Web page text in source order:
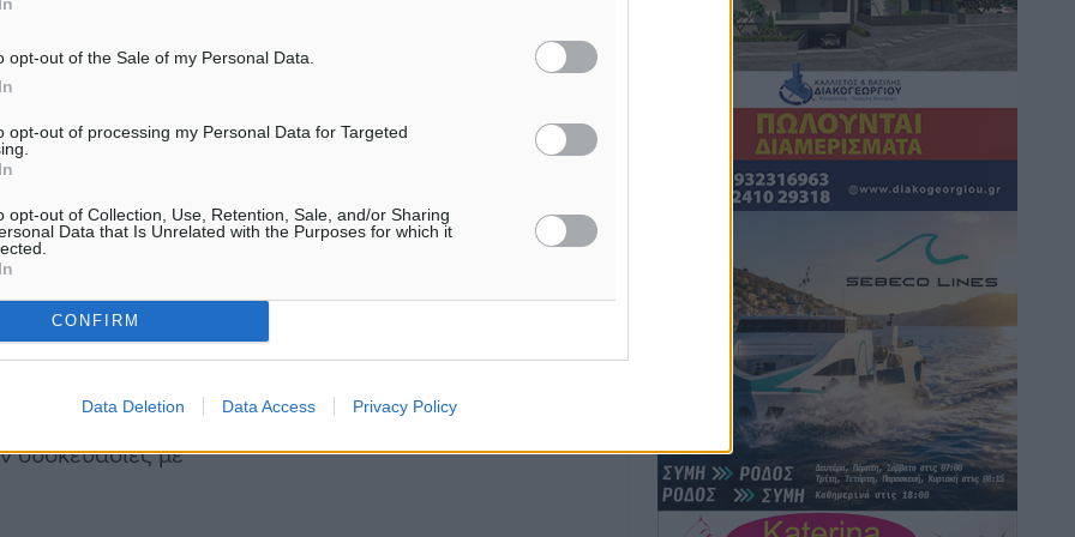
opt-out of the Sale of my Personal Data.
opt-out of processing my Personal Data for Targeted
opt-out of Collection, Use, Retention, Sale, and/or Sharing
Data that Is Unrelated with the Purposes for which it
CONFIRM
Data Deletion Data Access Privacy Policy
υπόθεση εξακριβώθηκε
επανειλημμένως
τους Αλβανούς.
στο πλαίσιο
την 22α Δεκεμβρίου
στο Φαληράκι
απέκρυπτε στο
περιοχή και ο
συσκευασίες με
Hotels – Χατζηλαζάρου – Προχωρά
καινούργιο ξενοδοχείο στην Κω
Τοπικές Ειδήσεις• πριν 13 ώρες
Αυτοκίνητο μπήκε παράνομα σε
μονόδρομο στο Μαστιχάρι –
Αναποδογύρισε όχημα με μητέρα και
πριν 13 ώρες
“Η Ευρώπη αντιμετώπιζε το
προσφυγικό σαν ταινία τρόμου” – Η
συγκλονιστική μαρτυρία της Χαρούλας
Γιασιράνη στον RV για τα γεγονότα που
οδήγησαν στο Σύμφωνο της Λέρου
Τοπικές Ειδήσεις• πριν 13 ώρες
Συναυλία με τον Γιάννη Κότσιρα στις